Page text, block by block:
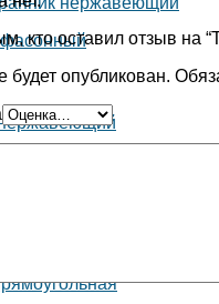
кто оставил отзыв на
будет опубликован.